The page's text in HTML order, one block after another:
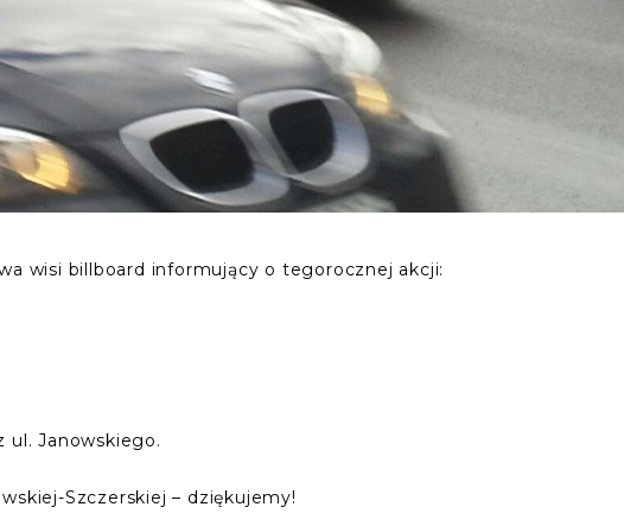
wisi billboard informujący o tegorocznej akcji:
ul. Janowskiego.
Szczerskiej – dziękujemy!